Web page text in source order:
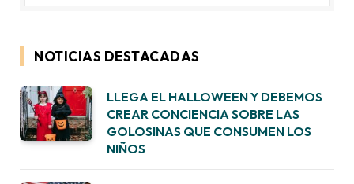
NOTICIAS DESTACADAS
LLEGA EL HALLOWEEN Y DEBEMOS
CREAR CONCIENCIA SOBRE LAS
GOLOSINAS QUE CONSUMEN LOS
NIÑOS